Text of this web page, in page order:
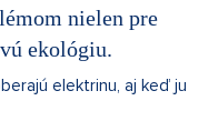
nielen pre
ekológiu.
elektrinu, aj keď ju